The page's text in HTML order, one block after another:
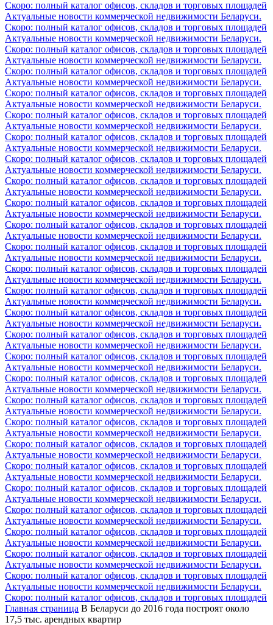
Скоро: полный каталог офисов, складов и торговых площадей
Актуальные новости коммерческой недвижимости Беларуси.
Скоро: полный каталог офисов, складов и торговых площадей
Актуальные новости коммерческой недвижимости Беларуси.
Скоро: полный каталог офисов, складов и торговых площадей
Актуальные новости коммерческой недвижимости Беларуси.
Скоро: полный каталог офисов, складов и торговых площадей
Актуальные новости коммерческой недвижимости Беларуси.
Скоро: полный каталог офисов, складов и торговых площадей
Актуальные новости коммерческой недвижимости Беларуси.
Скоро: полный каталог офисов, складов и торговых площадей
Актуальные новости коммерческой недвижимости Беларуси.
Скоро: полный каталог офисов, складов и торговых площадей
Актуальные новости коммерческой недвижимости Беларуси.
Скоро: полный каталог офисов, складов и торговых площадей
Актуальные новости коммерческой недвижимости Беларуси.
Скоро: полный каталог офисов, складов и торговых площадей
Актуальные новости коммерческой недвижимости Беларуси.
Скоро: полный каталог офисов, складов и торговых площадей
Актуальные новости коммерческой недвижимости Беларуси.
Скоро: полный каталог офисов, складов и торговых площадей
Актуальные новости коммерческой недвижимости Беларуси.
Скоро: полный каталог офисов, складов и торговых площадей
Актуальные новости коммерческой недвижимости Беларуси.
Скоро: полный каталог офисов, складов и торговых площадей
Актуальные новости коммерческой недвижимости Беларуси.
Скоро: полный каталог офисов, складов и торговых площадей
Актуальные новости коммерческой недвижимости Беларуси.
Скоро: полный каталог офисов, складов и торговых площадей
Актуальные новости коммерческой недвижимости Беларуси.
Скоро: полный каталог офисов, складов и торговых площадей
Актуальные новости коммерческой недвижимости Беларуси.
Скоро: полный каталог офисов, складов и торговых площадей
Актуальные новости коммерческой недвижимости Беларуси.
Скоро: полный каталог офисов, складов и торговых площадей
Актуальные новости коммерческой недвижимости Беларуси.
Скоро: полный каталог офисов, складов и торговых площадей
Актуальные новости коммерческой недвижимости Беларуси.
Скоро: полный каталог офисов, складов и торговых площадей
Актуальные новости коммерческой недвижимости Беларуси.
Скоро: полный каталог офисов, складов и торговых площадей
Актуальные новости коммерческой недвижимости Беларуси.
Скоро: полный каталог офисов, складов и торговых площадей
Актуальные новости коммерческой недвижимости Беларуси.
Скоро: полный каталог офисов, складов и торговых площадей
Актуальные новости коммерческой недвижимости Беларуси.
Скоро: полный каталог офисов, складов и торговых площадей
Актуальные новости коммерческой недвижимости Беларуси.
Скоро: полный каталог офисов, складов и торговых площадей
Актуальные новости коммерческой недвижимости Беларуси.
Скоро: полный каталог офисов, складов и торговых площадей
Актуальные новости коммерческой недвижимости Беларуси.
Скоро: полный каталог офисов, складов и торговых площадей
Актуальные новости коммерческой недвижимости Беларуси.
Скоро: полный каталог офисов, складов и торговых площадей
Главная страница В Беларуси до 2016 года построят около
17,5 тыс. арендных квартир